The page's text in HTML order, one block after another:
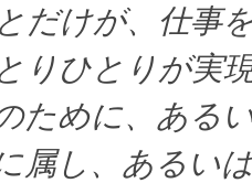
だけが、仕事
りひとりが実
ために、ある
属し、あるい